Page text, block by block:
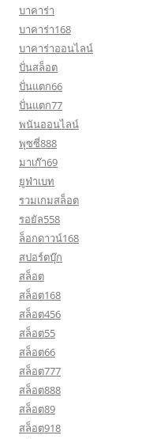
บาคาร่า
บาคาร่า168
บาคาร่าออนไลน์
ปั่นสล็อต
ปั่นแตก66
ปั่นแตก77
พนันออนไลน์
พุซซี่888
มาเก๊า69
ยูฟ่าเบท
รวมเกมสล็อต
รอยัล558
ล็อกดาวน์168
สปอร์ตบุ๊ก
สล็อต
สล็อต168
สล็อต456
สล็อต55
สล็อต66
สล็อต777
สล็อต888
สล็อต89
สล็อต918